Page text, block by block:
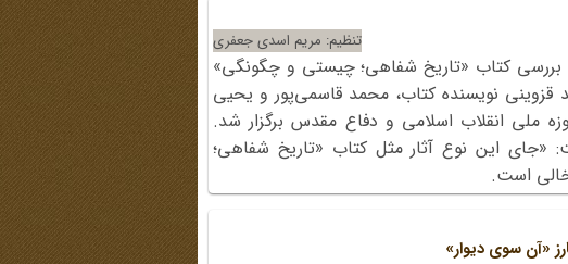
تنظیم: مریم اسدی جعفری
کتاب «تاریخ شفاهی؛ چیستی و چگونگی»
آبان 1404 با حضور حمید قزوینی نویسنده کتاب، محمد قاسمی‌پور و یحیی
ملی انقلاب اسلامی و دفاع مقدس برگزار شد.
«جای این نوع آثار مثل کتاب «تاریخ شفاهی؛
است.
«آن سوی دیوار»